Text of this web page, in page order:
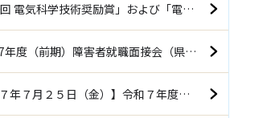
「第73回 電気科学技術奨励賞」および「電気科学技術奨励会会長賞」を受賞しました
「令和7年度（前期）障害者就職面接会（県央会場）」に参加します！！
【令和７年７月２５日（金）】令和７年度「元気いばらき就職面接会（水戸会場）」に参加します！！